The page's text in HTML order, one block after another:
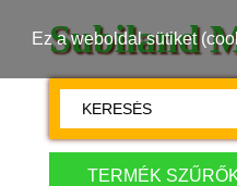
Ez a weboldal sütiket
Subiland
TERMÉK